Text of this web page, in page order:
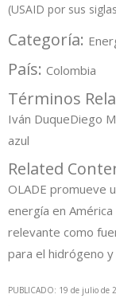
(USAID por sus
Categoría:
País: Colombia
Términos
Iván DuqueDiego
azul
Related
OLADE promueve
energía en América
relevante como
para el hidrógeno
PUBLICADO: 19 de julio de